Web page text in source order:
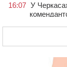
16:07 У
15:12 На
На
під